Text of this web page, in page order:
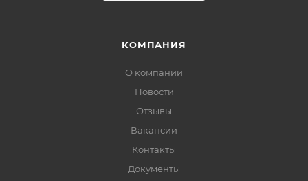
КОМПАНИЯ
О компании
Новости
Отзывы
Вакансии
Контакты
Документы